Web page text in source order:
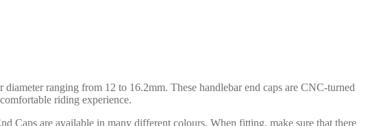
ranging from 12 to 16.2mm. These handlebar end caps are CNC-turned
riding experience.
Caps are available in many different colours. When fitting, make sure that there